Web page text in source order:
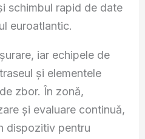
schimbul rapid de date
euroatlantic.
iar echipele de
și elementele
zbor. În zonă,
și evaluare continuă,
dispozitiv pentru